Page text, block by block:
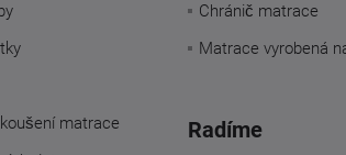
matrace
Chránič matrace
Matrace vyrobená
Radíme